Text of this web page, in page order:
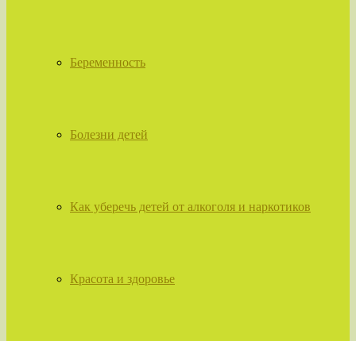
Беременность
Болезни детей
Как уберечь детей от алкоголя и наркотиков
Красота и здоровье